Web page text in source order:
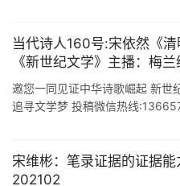
当代诗人160号:宋依然《
《新世纪文学》主播：梅
邀您一同见证中华诗歌崛起 新世
追寻文学梦 投稿微信热线
宋维彬：笔录证据的证据
202102